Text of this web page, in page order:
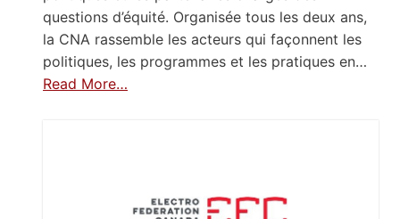
questions d’équité. Organisée tous les deux ans,
la CNA rassemble les acteurs qui façonnent les
politiques, les programmes et les pratiques en…
Read More…